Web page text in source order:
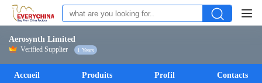
Aerosynth Limited
Verified Supplier 1 Years
Accueil Produits Profil Contacts